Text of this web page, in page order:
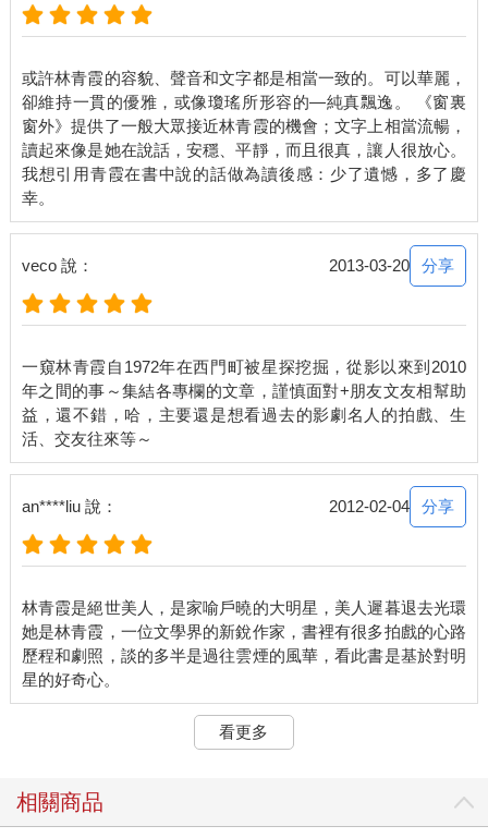
或許林青霞的容貌、聲音和文字都是相當一致的。可以華麗，
卻維持一貫的優雅，或像瓊瑤所形容的—純真飄逸。 《窗裏
窗外》提供了一般大眾接近林青霞的機會；文字上相當流暢，
讀起來像是她在說話，安穩、平靜，而且很真，讓人很放心。
我想引用青霞在書中說的話做為讀後感：少了遺憾，多了慶
veco 說： 2013-03-20 分享
一窺林青霞自1972年在西門町被星探挖掘，從影以來到2010
年之間的事～集結各專欄的文章，謹慎面對+朋友文友相幫助
益，還不錯，哈，主要還是想看過去的影劇名人的拍戲、生
an****liu 說： 2012-02-04 分享
林青霞是絕世美人，是家喻戶曉的大明星，美人遲暮退去光環
她是林青霞，一位文學界的新銳作家，書裡有很多拍戲的心路
歷程和劇照，談的多半是過往雲煙的風華，看此書是基於對明
看更多
相關商品